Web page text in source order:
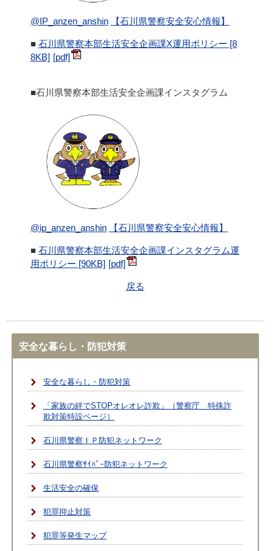
@IP_anzen_anshin 【石川県警察安全安心情報】
■ 石川県警察本部生活安全企画課X運用ポリシー [8
8KB]
■石川県警察本部生活安全企画課インスタグラム
@ip_anzen_anshin 【石川県警察安全安心情報】
■ 石川県警察本部生活安全企画課インスタグラム運
用ポリシー [90KB]
戻る
安全な暮らし・防犯対策
安全な暮らし・防犯対策
「家族の絆でSTOPオレオレ詐欺」（警察庁 特殊詐
欺対策特設ページ）
石川県警察ＩＰ防犯ネットワーク
石川県警察ｻｲﾊﾞｰ防犯ネットワーク
生活安全の確保
犯罪抑止対策
犯罪等発生マップ